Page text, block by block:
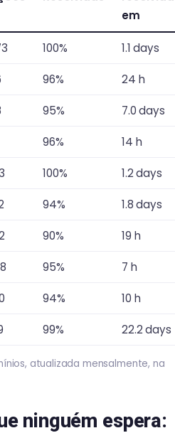
em
100% 1.1 days
96% 24 h
95% 7.0 days
96% 14 h
100% 1.2 days
94% 1.8 days
90% 19 h
95% 7 h
94% 10 h
99% 22.2 days
atualizada mensalmente, na
ninguém espera: